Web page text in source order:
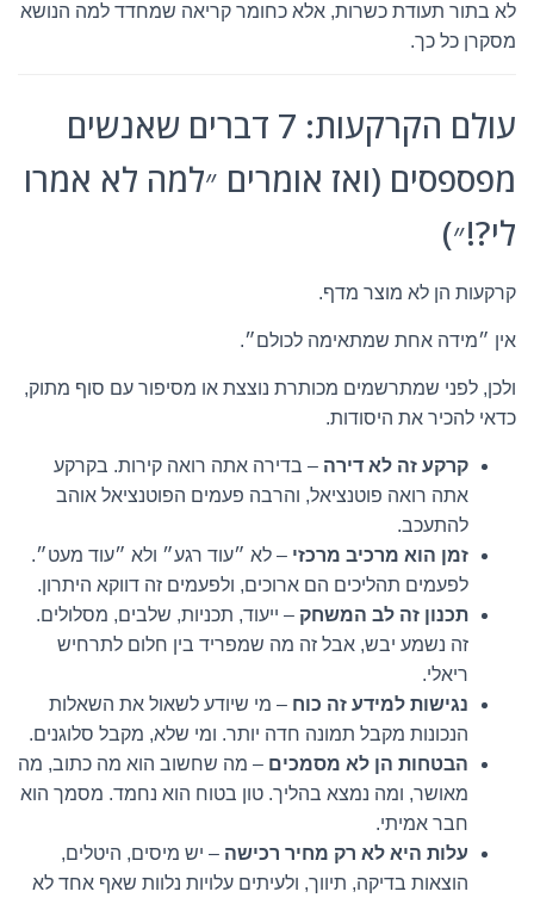
לא בתור תעודת כשרות, אלא כחומר קריאה שמחדד למה הנושא
מסקרן כל כך.
עולם הקרקעות: 7 דברים שאנשים
מפספסים (ואז אומרים ״למה לא אמרו
לי?!״)
קרקעות הן לא מוצר מדף.
אין ״מידה אחת שמתאימה לכולם״.
ולכן, לפני שמתרשמים מכותרת נוצצת או מסיפור עם סוף מתוק,
כדאי להכיר את היסודות.
קרקע זה לא דירה – בדירה אתה רואה קירות. בקרקע
אתה רואה פוטנציאל, והרבה פעמים הפוטנציאל אוהב
להתעכב.
זמן הוא מרכיב מרכזי – לא ״עוד רגע״ ולא ״עוד מעט״.
לפעמים תהליכים הם ארוכים, ולפעמים זה דווקא היתרון.
תכנון זה לב המשחק – ייעוד, תכניות, שלבים, מסלולים.
זה נשמע יבש, אבל זה מה שמפריד בין חלום לתרחיש
ריאלי.
נגישות למידע זה כוח – מי שיודע לשאול את השאלות
הנכונות מקבל תמונה חדה יותר. ומי שלא, מקבל סלוגנים.
הבטחות הן לא מסמכים – מה שחשוב הוא מה כתוב, מה
מאושר, ומה נמצא בהליך. טון בטוח הוא נחמד. מסמך הוא
חבר אמיתי.
עלות היא לא רק מחיר רכישה – יש מיסים, היטלים,
הוצאות בדיקה, תיווך, ולעיתים עלויות נלוות שאף אחד לא